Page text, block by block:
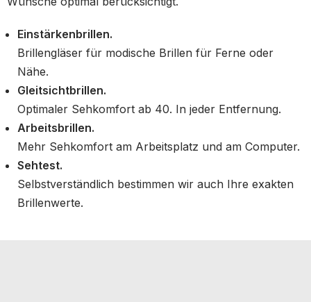
Einstärkenbrillen.
Brillengläser für modische Brillen für Ferne oder
Nähe.
Gleitsichtbrillen.
Optimaler Sehkomfort ab 40. In jeder Entfernung.
Arbeitsbrillen.
Mehr Sehkomfort am Arbeitsplatz und am Computer.
Sehtest.
Selbstverständlich bestimmen wir auch Ihre exakten
Brillenwerte.